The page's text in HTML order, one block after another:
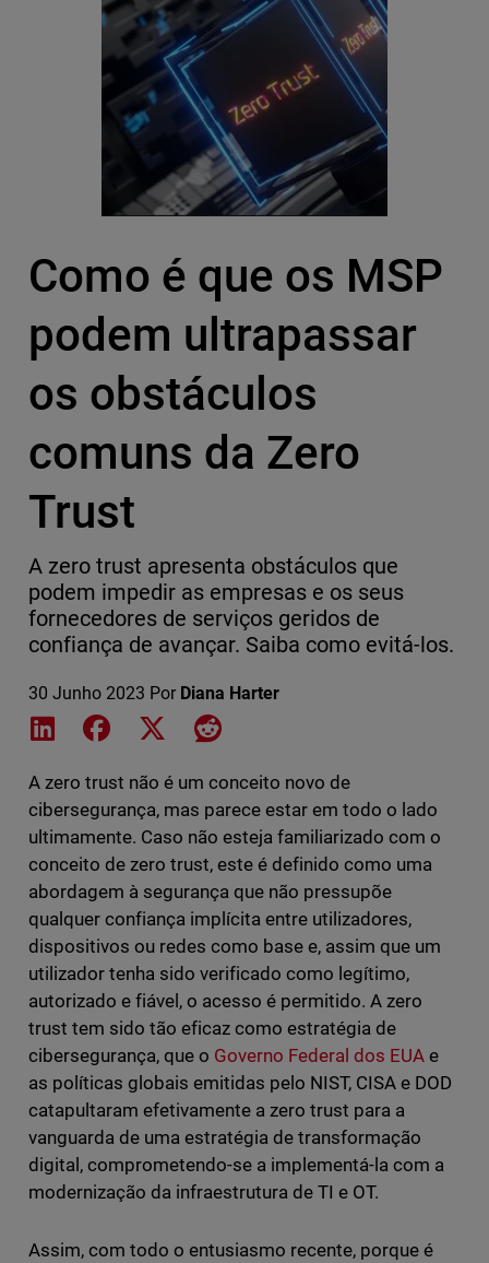
Como é que os MSP
podem ultrapassar
os obstáculos
comuns da Zero
Trust
A zero trust apresenta obstáculos que
podem impedir as empresas e os seus
fornecedores de serviços geridos de
confiança de avançar. Saiba como evitá-los.
30 Junho 2023 Por Diana Harter
Share on LinkedIn
Share on Facebook
Share on XShare on Reddit
A zero trust não é um conceito novo de
cibersegurança, mas parece estar em todo o lado
ultimamente. Caso não esteja familiarizado com o
conceito de zero trust, este é definido como uma
abordagem à segurança que não pressupõe
qualquer confiança implícita entre utilizadores,
dispositivos ou redes como base e, assim que um
utilizador tenha sido verificado como legítimo,
autorizado e fiável, o acesso é permitido. A zero
trust tem sido tão eficaz como estratégia de
cibersegurança, que o Governo Federal dos EUA e
as políticas globais emitidas pelo NIST, CISA e DOD
catapultaram efetivamente a zero trust para a
vanguarda de uma estratégia de transformação
digital, comprometendo-se a implementá-la com a
modernização da infraestrutura de TI e OT.
Assim, com todo o entusiasmo recente, porque é